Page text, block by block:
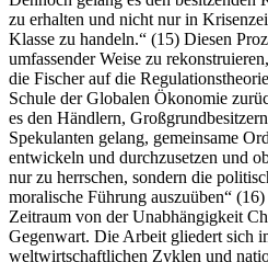
zu erhalten und nicht nur in
Klasse zu handeln.“ (15) Diesen
umfassender Weise zu
die Fischer auf die
Schule der Globalen Ökonomie
es den Händlern,
Spekulanten gelang, gemeinsame
entwickeln und durchzusetzen und
nur zu herrschen, sondern die
moralische Führung auszuüben“
Zeitraum von der Unabhängigkeit
Gegenwart. Die Arbeit gliedert sich
weltwirtschaftlichen Zyklen und